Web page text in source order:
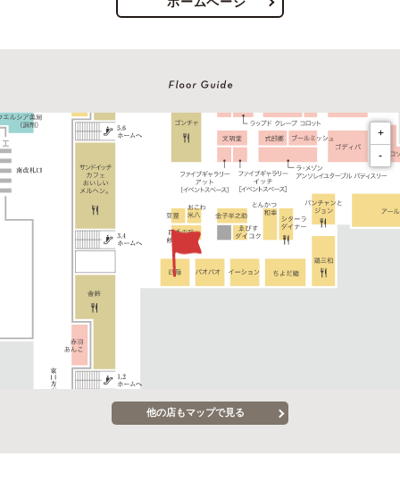
+
-
他の店もマップで見る